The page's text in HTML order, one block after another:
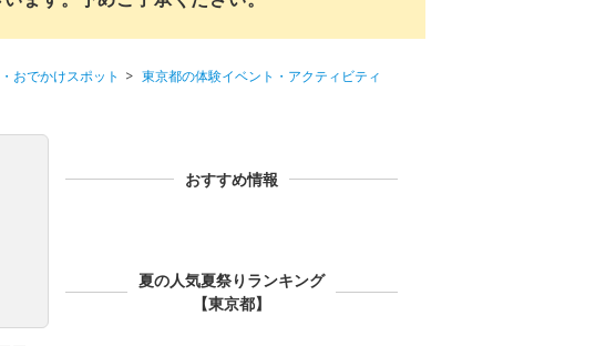
おでかけスポット
東京都の体験イベント・アクティビティ
おすすめ情報
夏の人気夏祭りランキング
【東京都】